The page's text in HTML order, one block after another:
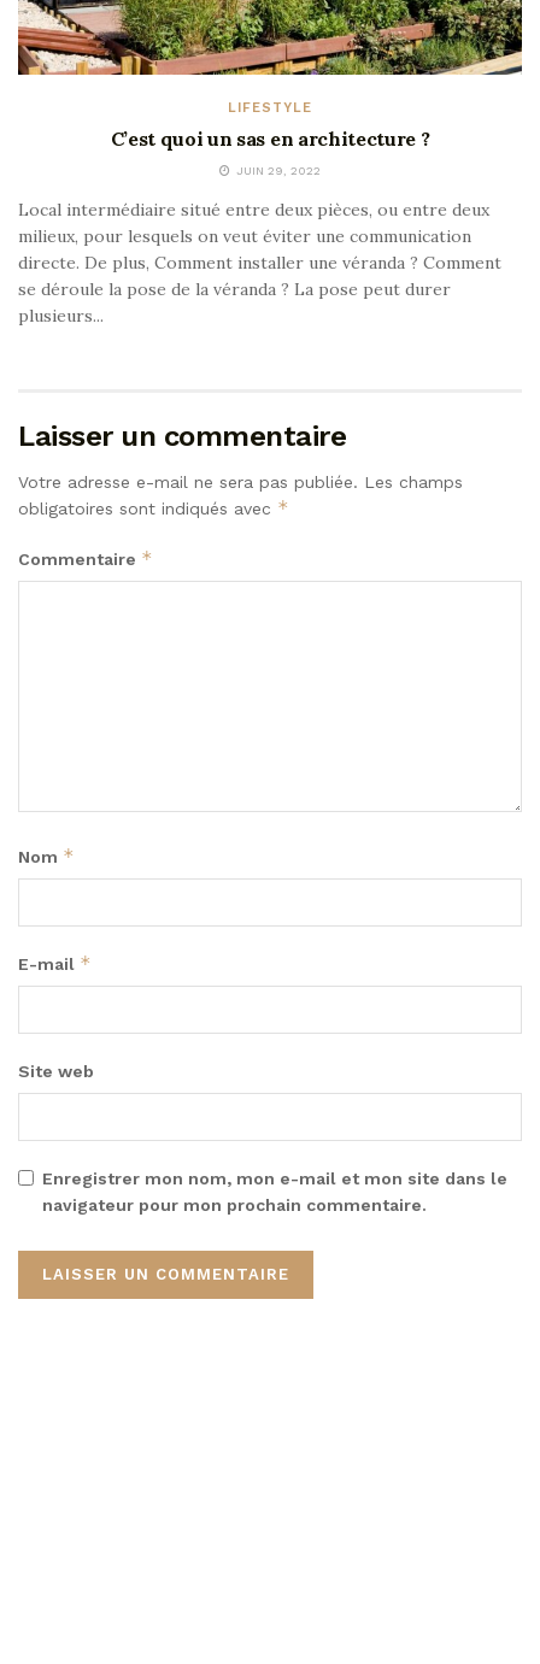
LIFESTYLE
C’est quoi un sas en architecture ?
JUIN 29, 2022
Local intermédiaire situé entre deux pièces, ou entre deux
milieux, pour lesquels on veut éviter une communication
directe. De plus, Comment installer une véranda ? Comment
se déroule la pose de la véranda ? La pose peut durer
plusieurs...
Laisser un commentaire
Votre adresse e-mail ne sera pas publiée. Les champs
obligatoires sont indiqués avec *
Commentaire *
Nom *
E-mail *
Site web
Enregistrer mon nom, mon e-mail et mon site dans le
navigateur pour mon prochain commentaire.